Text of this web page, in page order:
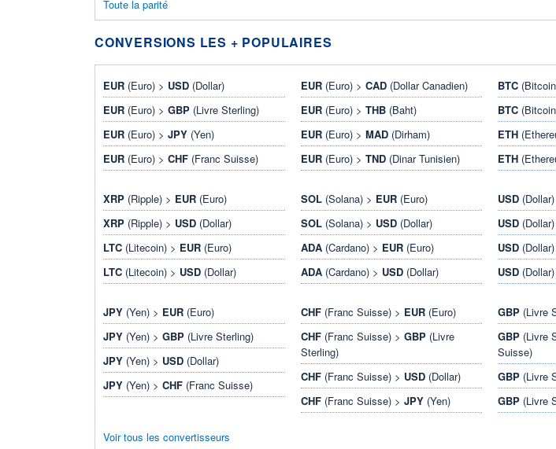
Toute la parité
CONVERSIONS LES + POPULAIRES
EUR (Euro) > USD (Dollar)
EUR (Euro) > GBP (Livre Sterling)
EUR (Euro) > JPY (Yen)
EUR (Euro) > CHF (Franc Suisse)
EUR(Euro) > CAD(Dollar Canadien)
EUR(Euro) > THB(Baht)
EUR(Euro) > MAD(Dirham)
EUR(Euro) > TND(Dinar Tunisien)
BTC
BTC
ETH
ETH
XRP (Ripple) > EUR (Euro)
XRP (Ripple) > USD (Dollar)
LTC (Litecoin) > EUR (Euro)
LTC (Litecoin) > USD (Dollar)
SOL(Solana) > EUR(Euro)
SOL(Solana) > USD(Dollar)
ADA(Cardano) > EUR(Euro)
ADA(Cardano) > USD(Dollar)
USD
USD
USD
USD
JPY (Yen) > EUR (Euro)
JPY (Yen) > GBP (Livre Sterling)
JPY (Yen) > USD (Dollar)
JPY (Yen) > CHF (Franc Suisse)
CHF(Franc Suisse) > EUR(Euro)
CHF(Franc Suisse) > GBP(Livre
Sterling)
CHF(Franc Suisse) > USD(Dollar)
CHF(Franc Suisse) > JPY(Yen)
GBP (Livre
GBP (Livre
Suisse)
GBP (Livre
GBP (Livre
Voir tous les convertisseurs